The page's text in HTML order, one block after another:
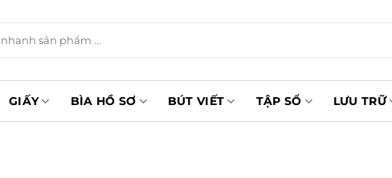
GIẤY BÌA HỒ SƠ BÚT VIẾT TẬP SỔ LƯU TRỮ